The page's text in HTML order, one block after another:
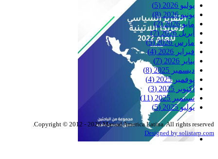
يوليو 2026
(5)
يونيو 2026
(8)
مايو 2026
(2)
أبريل 2026
(7)
مارس 2026
(5)
فبراير 2026
(4)
يناير 2026
(7)
ديسمبر 2025
(8)
نوفمبر 2025
(4)
أكتوبر 2025
(3)
سبتمبر 2025
(11)
يوليو 2025
(5)
Copyright © 2012 - 2026 Marsad America Latina. All rights reserved.
Designed by solistarp.com